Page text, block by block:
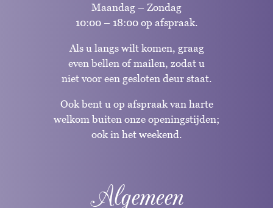
Maandag – Zondag
10:00 – 18:00 op afspraak.
Als u langs wilt komen, graag
even bellen of mailen, zodat u
niet voor een gesloten deur staat.
Ook bent u op afspraak van harte
welkom buiten onze openingstijden;
ook in het weekend.
Algemeen